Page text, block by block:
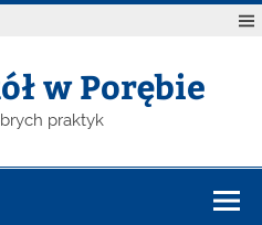
w Porębie
praktyk